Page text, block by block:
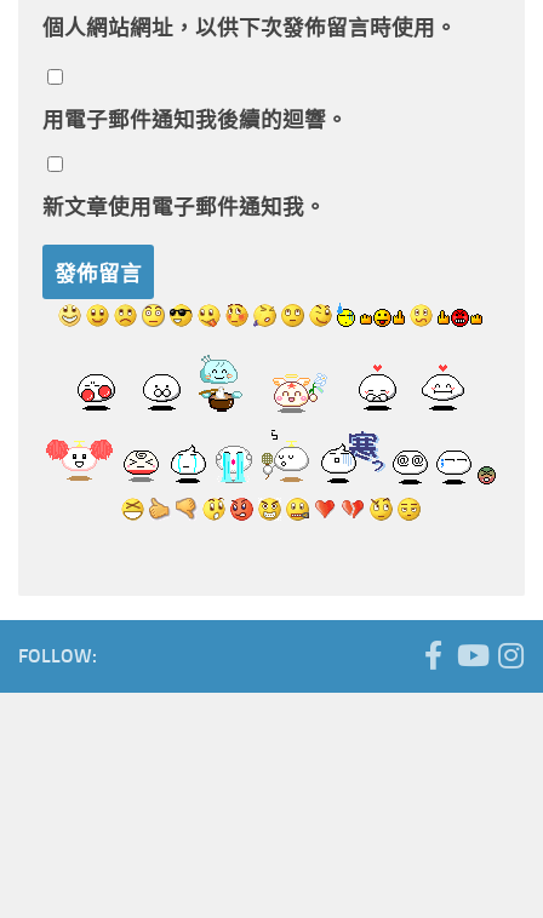
個人網站網址，以供下次發佈留言時使用。
用電子郵件通知我後續的迴響。
新文章使用電子郵件通知我。
FOLLOW: